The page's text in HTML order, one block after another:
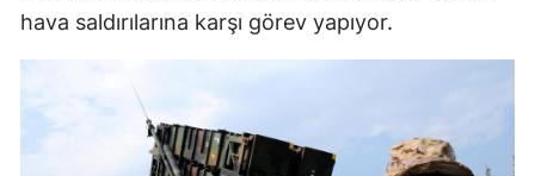
hava saldırılarına karşı görev yapıyor.